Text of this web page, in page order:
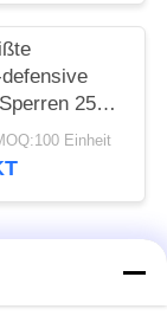
25
Dauer-Einheit
Alle